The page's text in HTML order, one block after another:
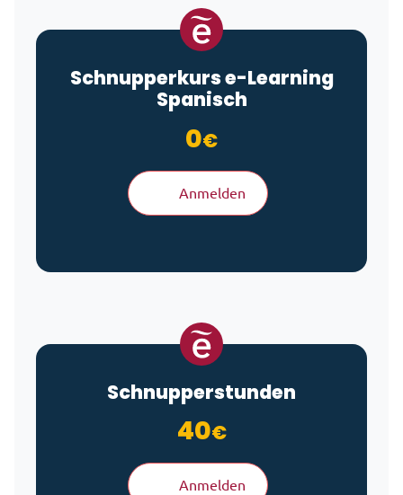
Schnupperkurse-Learning
Spanisch
0€
Anmelden
Schnupperstunden
40€
Anmelden